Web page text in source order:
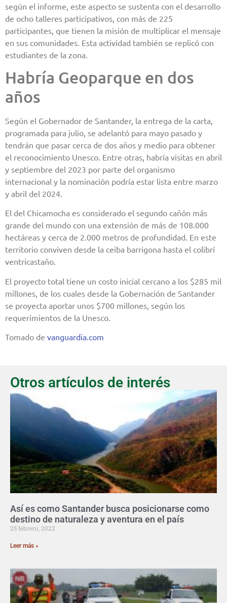
según el informe, este aspecto se sustenta con el desarrollo
de ocho talleres participativos, con más de 225
participantes, que tienen la misión de multiplicar el mensaje
en sus comunidades. Esta actividad también se replicó con
estudiantes de la zona.
Habría Geoparque en dos
años
Según el Gobernador de Santander, la entrega de la carta,
programada para julio, se adelantó para mayo pasado y
tendrán que pasar cerca de dos años y medio para obtener
el reconocimiento Unesco. Entre otras, habría visitas en abril
y septiembre del 2023 por parte del organismo
internacional y la nominación podría estar lista entre marzo
y abril del 2024.
El del Chicamocha es considerado el segundo cañón más
grande del mundo con una extensión de más de 108.000
hectáreas y cerca de 2.000 metros de profundidad. En este
territorio conviven desde la ceiba barrigona hasta el colibrí
ventricastaño.
El proyecto total tiene un costo inicial cercano a los $285 mil
millones, de los cuales desde la Gobernación de Santander
se proyecta aportar unos $700 millones, según los
requerimientos de la Unesco.
Tomado de vanguardia.com
Otros artículos de interés
Así es como Santander busca posicionarse como
destino de naturaleza y aventura en el país
25 febrero, 2022
Leer más »